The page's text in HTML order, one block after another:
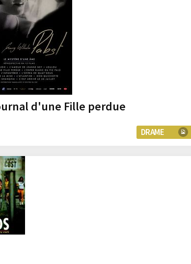
d'une Fille perdue
DRAME